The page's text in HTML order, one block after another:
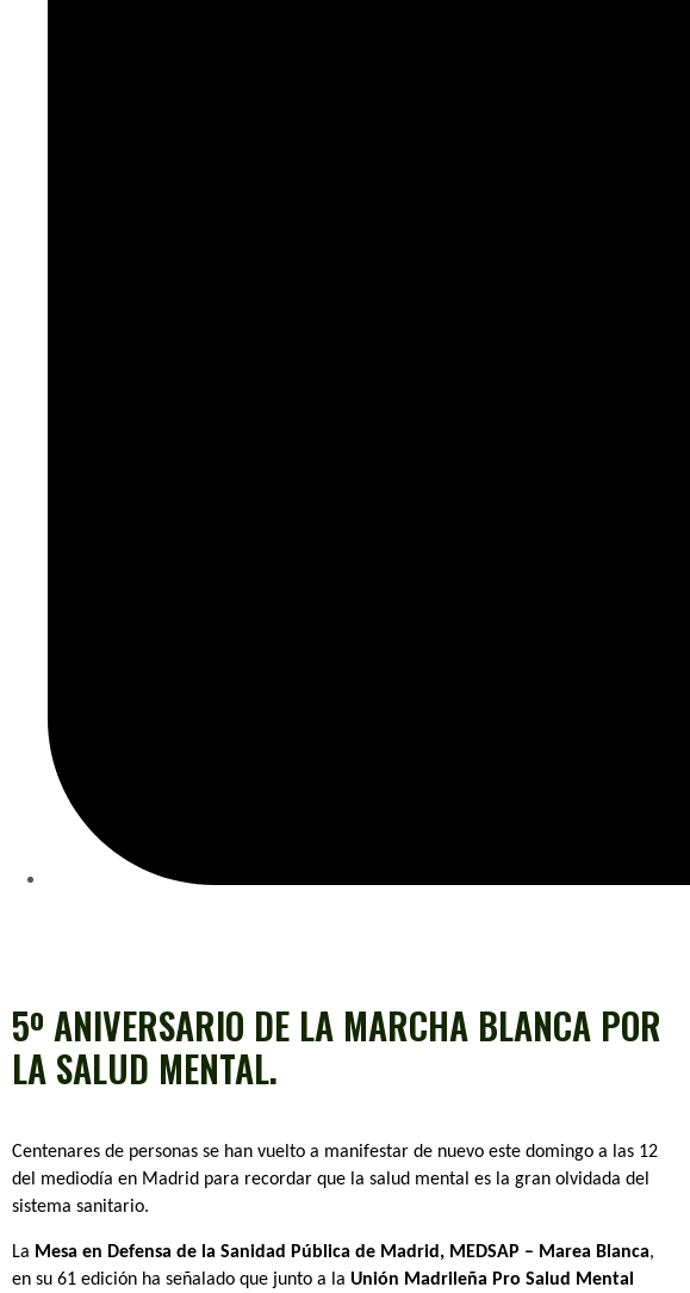
5º ANIVERSARIO DE LA MARCHA BLANCA POR
LA SALUD MENTAL.
Centenares de personas se han vuelto a manifestar de nuevo este domingo a las 12
del mediodía en Madrid para recordar que la salud mental es la gran olvidada del
sistema sanitario.
La Mesa en Defensa de la Sanidad Pública de Madrid, MEDSAP – Marea Blanca,
en su 61 edición ha señalado que junto a la Unión Madrileña Pro Salud Mental